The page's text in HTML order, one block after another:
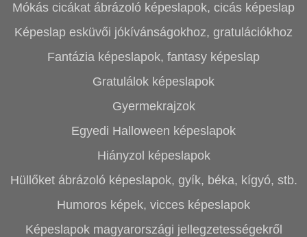
Mókás cicákat ábrázoló képeslapok, cicás képeslap
Képeslap esküvői jókívánságokhoz, gratulációkhoz
Fantázia képeslapok, fantasy képeslap
Gratulálok képeslapok
Gyermekrajzok
Egyedi Halloween képeslapok
Hiányzol képeslapok
Hüllőket ábrázoló képeslapok, gyík, béka, kígyó, stb.
Humoros képek, vicces képeslapok
Képeslapok magyarországi jellegzetességekről